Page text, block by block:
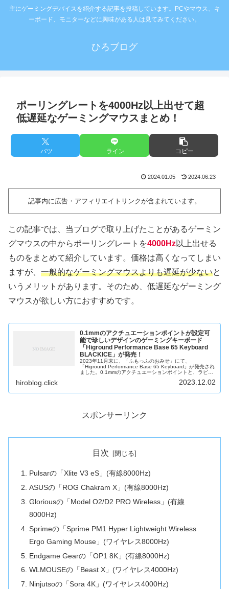
主にゲーミングデバイスを紹介する記事を投稿しています。PCやマウス、キ
ーボード、モニターなどに興味がある人は見てみてください。
ひろブログ
ポーリングレートを4000Hz以上出せて超
低遅延なゲーミングマウスまとめ！
バツ ライン コピー
2024.01.05 2024.06.23
記事内に広告・アフィリエイトリンクが含まれています。
この記事では、当ブログで取り上げたことがあるゲーミン
グマウスの中からポーリングレートを4000Hz以上出せる
ものをまとめて紹介しています。価格は高くなってしまい
ますが、 一般的なゲーミングマウスよりも遅延が少ないと
いうメリットがあります。そのため、低遅延なゲーミング
マウスが欲しい方におすすめです。
0.1mmのアクチュエーションポイントが設定可
能で珍しいデザインのゲーミングキーボード
「Higround Performance Base 65 Keyboard
BLACKICE」が発売！
2023年11月末に、「ふもっふのおみせ」にて、
「Higround Performance Base 65 Keyboard」が発売され
ました。0.1mmのアクチュエーションポイントと、ラピッ
hiroblog.click 2023.12.02
スポンサーリンク
目次
Pulsarの「Xlite V3 eS」(有線8000Hz)
ASUSの「ROG Chakram X」(有線8000Hz)
Gloriousの「Model O2/D2 PRO Wireless」(有線
8000Hz)
Sprimeの「Sprime PM1 Hyper Lightweight Wireless
Ergo Gaming Mouse」(ワイヤレス8000Hz)
Endgame Gearの「OP1 8K」(有線8000Hz)
WLMOUSEの「Beast X」(ワイヤレス4000Hz)
Ninjutsoの「Sora 4K」(ワイヤレス4000Hz)